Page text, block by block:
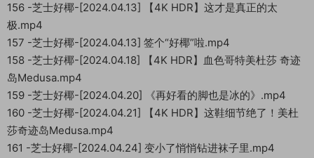
156 -芝士好椰-[2024.04.13] 【4K HDR】这才是真正的太
极.mp4
157 -芝士好椰-[2024.04.13] 签个“好椰”啦.mp4
158 -芝士好椰-[2024.04.18] 【4K HDR】血色哥特美杜莎 奇迹
岛Medusa.mp4
159 -芝士好椰-[2024.04.20] 《再好看的脚也是冰的》.mp4
160 -芝士好椰-[2024.04.21] 【4K HDR】这鞋细节绝了！美杜
莎奇迹岛Medusa.mp4
161 -芝士好椰-[2024.04.24] 变小了悄悄钻进袜子里.mp4